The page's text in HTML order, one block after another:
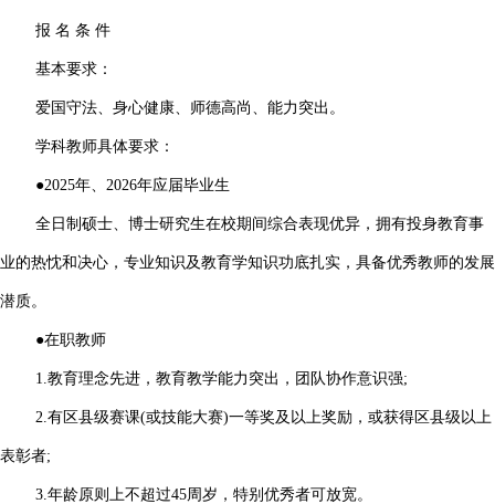
报 名 条 件
基本要求：
爱国守法、身心健康、师德高尚、能力突出。
学科教师具体要求：
●2025年、2026年应届毕业生
全日制硕士、博士研究生在校期间综合表现优异，拥有投身教育事
业的热忱和决心，专业知识及教育学知识功底扎实，具备优秀教师的发展
潜质。
●在职教师
1.教育理念先进，教育教学能力突出，团队协作意识强;
2.有区县级赛课(或技能大赛)一等奖及以上奖励，或获得区县级以上
表彰者;
3.年龄原则上不超过45周岁，特别优秀者可放宽。